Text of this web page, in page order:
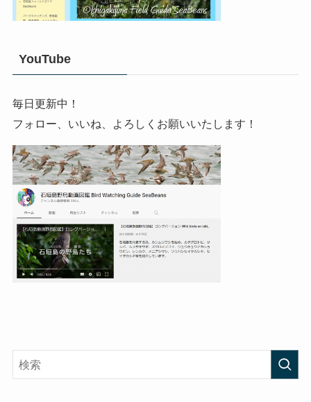
YouTube
毎日更新中！
フォロー、いいね、よろしくお願いいたします！